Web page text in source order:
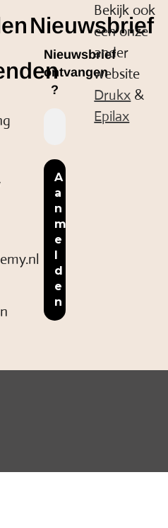
Nieuwsbrief
Nieuwsbrief
ontvangen
?
Bekijk ook
een onze
ander
website
Drukx &
Epilax